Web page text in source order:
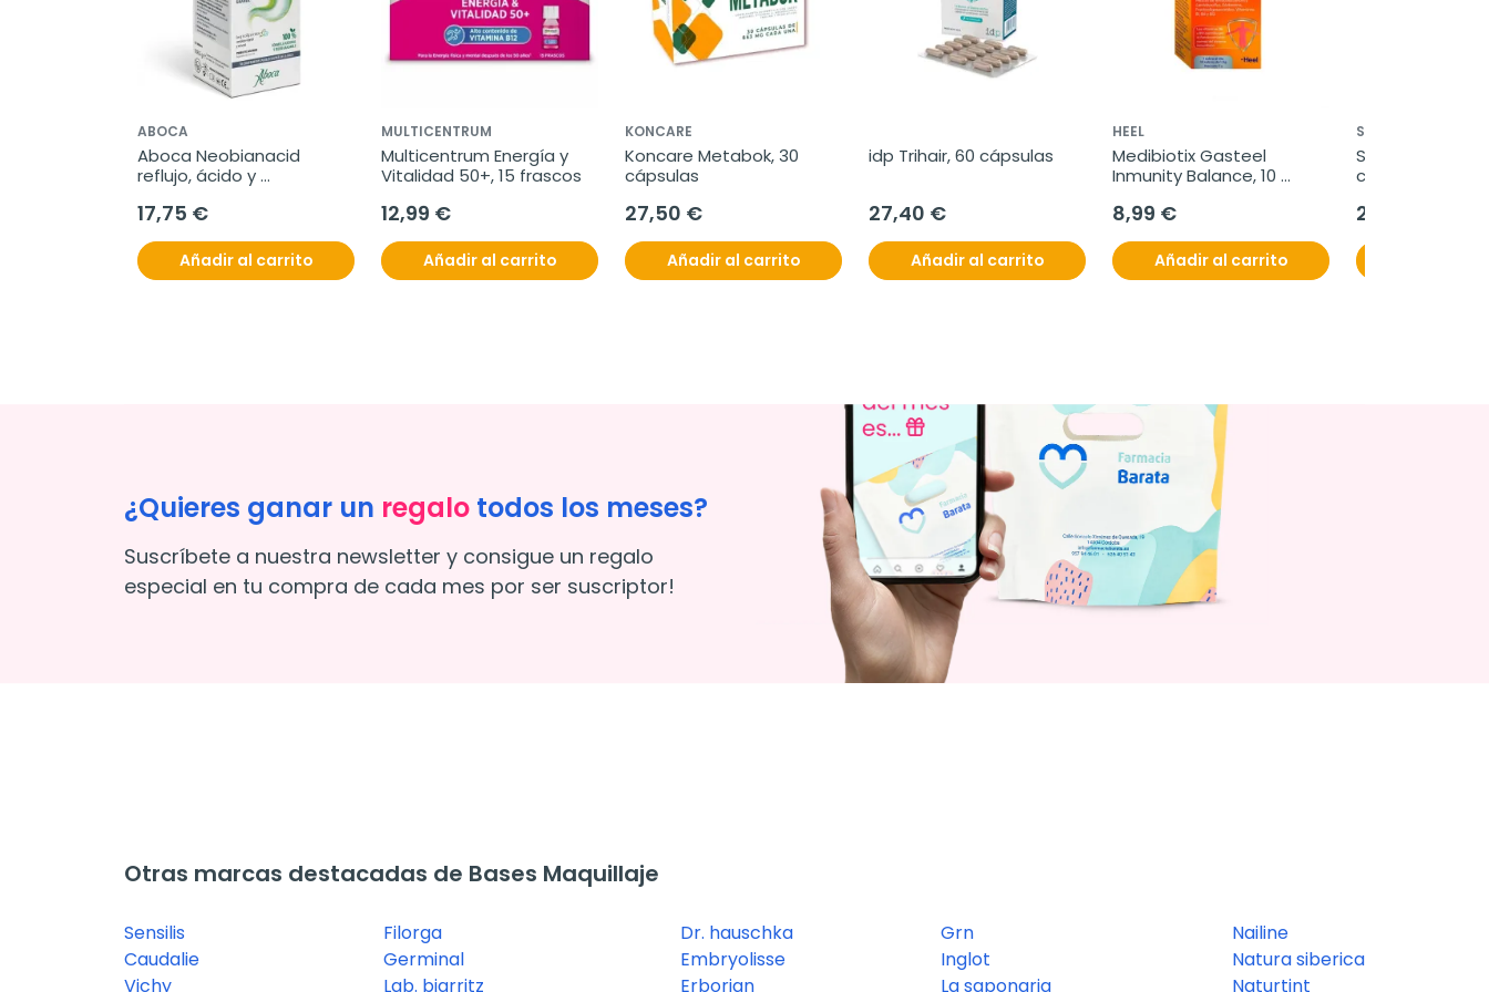
ABOCA
Aboca Neobianacid
reflujo, ácido y
70 comprimidos
17,75 €
Añadir al carrito
MULTICENTRUM
Multicentrum Energía y
Vitalidad 50+, 15 frascos
12,99 €
Añadir al carrito
KONCARE
Koncare Metabok, 30
cápsulas
27,50 €
Añadir al carrito
idp Trihair, 60 cápsulas
27,40 €
Añadir al carrito
HEEL
Medibiotix Gasteel
Inmunity Balance, 10
8,99 €
Añadir al carrito
SEID
Seidibion Mater
comprimidos +
22,95 €
¿Quieres ganar un regalo todos los meses?
Suscríbete a nuestra newsletter y consigue un regalo
especial en tu compra de cada mes por ser suscriptor!
Otras marcas destacadas de Bases Maquillaje
Sensilis
Caudalie
Vichy
Filorga
Germinal
Lab. biarritz
Dr. hauschka
Embryolisse
Erborian
Grn
Inglot
La saponaria
Nailine
Natura siberica
Naturtint